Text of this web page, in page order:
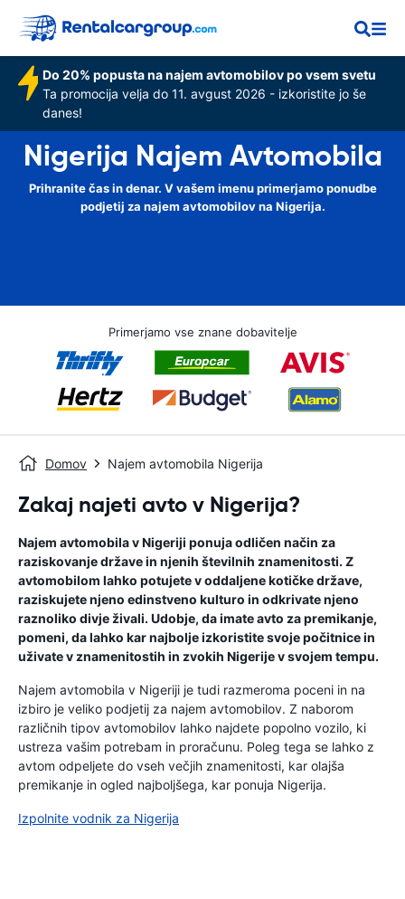
Do 20% popusta na najem avtomobilov po vsem svetu
Ta promocija velja do 11. avgust 2026 - izkoristite jo še
danes!
Nigerija Najem Avtomobila
Prihranite čas in denar. V vašem imenu primerjamo ponudbe
podjetij za najem avtomobilov na Nigerija.
Primerjamo vse znane dobavitelje
Domov Najem avtomobila Nigerija
Zakaj najeti avto v Nigerija?
Najem avtomobila v Nigeriji ponuja odličen način za
raziskovanje države in njenih številnih znamenitosti. Z
avtomobilom lahko potujete v oddaljene kotičke države,
raziskujete njeno edinstveno kulturo in odkrivate njeno
raznoliko divje živali. Udobje, da imate avto za premikanje,
pomeni, da lahko kar najbolje izkoristite svoje počitnice in
uživate v znamenitostih in zvokih Nigerije v svojem tempu.
Najem avtomobila v Nigeriji je tudi razmeroma poceni in na
izbiro je veliko podjetij za najem avtomobilov. Z naborom
različnih tipov avtomobilov lahko najdete popolno vozilo, ki
ustreza vašim potrebam in proračunu. Poleg tega se lahko z
avtom odpeljete do vseh večjih znamenitosti, kar olajša
premikanje in ogled najboljšega, kar ponuja Nigerija.
Izpolnite vodnik za Nigerija